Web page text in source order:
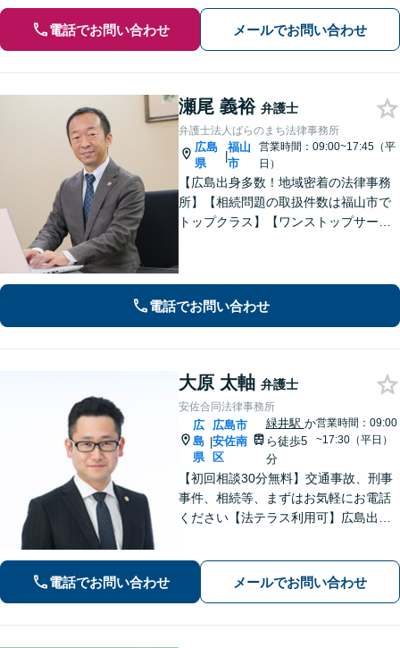
電話でお問い合わせ メールでお問い合わせ
瀬尾 義裕 弁護士
弁護士法人ばらのまち法律事務所
広島
県
|
福山
市
営業時間：09:00~17:45（平
日）
【広島出身多数！地域密着の法律事務
所】【相続問題の取扱件数は福山市で
トップクラス】【ワンストップサービ
遺言・相続、債務整理など、幅広い分
電話でお問い合わせ
大原 太軸 弁護士
安佐合同法律事務所
広
島
県
|
広島市
安佐南
区
緑井駅 か
ら徒歩5
分
営業時間：09:00
~17:30（平日）
【初回相談30分無料】交通事故、刑事
事件、相続等、まずはお気軽にお電話
ください【法テラス利用可】広島出
談者さまのお悩みを丁寧にヒアリング
し、徹底的に問題解決へあたります！
電話でお問い合わせ メールでお問い合わせ